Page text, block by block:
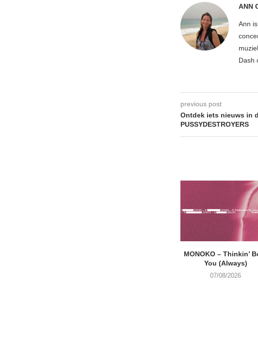
ANN
Ann
Dash
previous post
Ontdek iets nieuws in
PUSSYDESTROYERS
MONOKO – Thinkin’
You (Always)
07/08/2026